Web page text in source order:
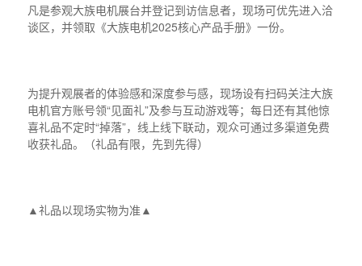
凡是参观大族电机展台并登记到访信息者，现场可优先进入洽
谈区，并领取《大族电机2025核心产品手册》一份。
为提升观展者的体验感和深度参与感，现场设有扫码关注大族
电机官方账号领“见面礼”及参与互动游戏等；每日还有其他惊
喜礼品不定时“掉落”，线上线下联动，观众可通过多渠道免费
收获礼品。（礼品有限，先到先得）
▲礼品以现场实物为准▲